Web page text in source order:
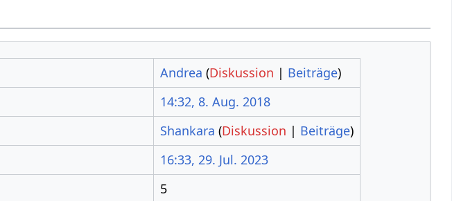
Andrea (Diskussion | Beiträge)
14:32, 8. Aug. 2018
Shankara (Diskussion | Beiträge)
16:33, 29. Jul. 2023
5